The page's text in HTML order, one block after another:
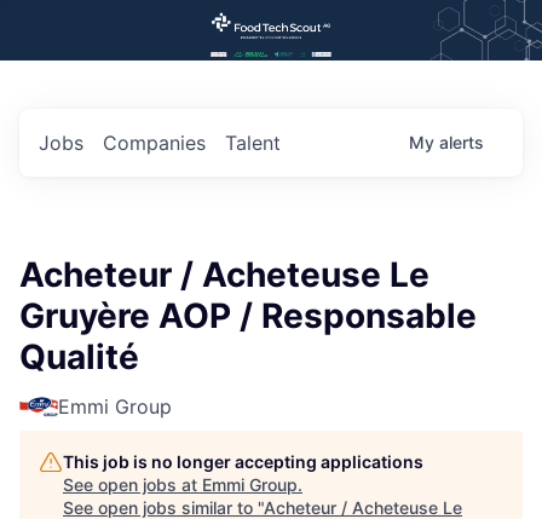
Jobs Companies Talent My alerts
Acheteur / Acheteuse Le
Gruyère AOP / Responsable
Qualité
Emmi Group
This job is no longer accepting applications
See open jobs at Emmi Group.
See open jobs similar to "Acheteur / Acheteuse Le